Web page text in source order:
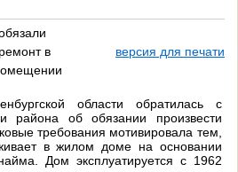
в
версия для печати
области обратилась с
района об обязании произвести
требования мотивировала тем,
в жилом доме на основании
Дом эксплуатируется с 1962